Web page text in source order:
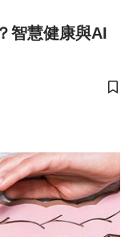
智慧健康與AI
儲